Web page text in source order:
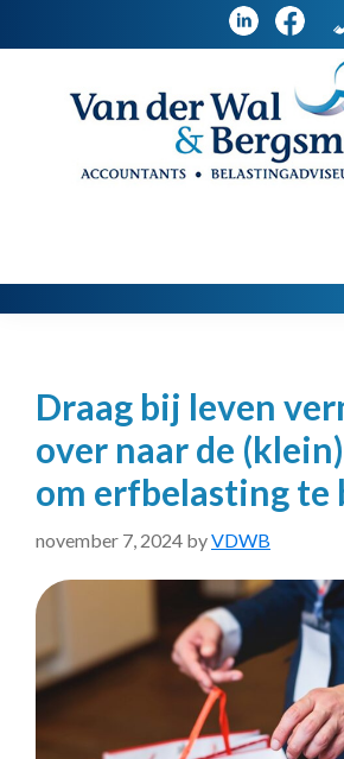
Draag bij leven
over naar de
om erfbelasting te
november 7, 2024 byVDWB